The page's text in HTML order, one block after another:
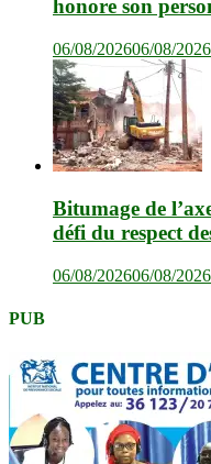
honore son
06/08/202606/08/2026
Bitumage de
défi du respect
06/08/202606/08/2026
PUB